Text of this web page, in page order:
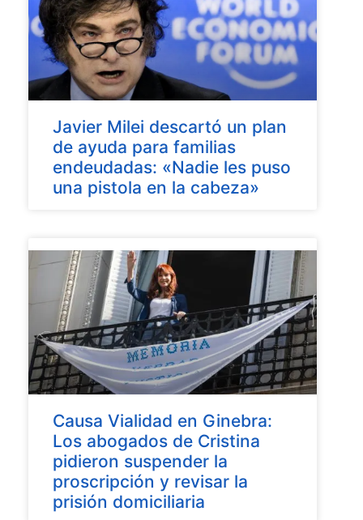
Javier Milei descartó un plan
de ayuda para familias
endeudadas: «Nadie les puso
una pistola en la cabeza»
Causa Vialidad en Ginebra:
Los abogados de Cristina
pidieron suspender la
proscripción y revisar la
prisión domiciliaria